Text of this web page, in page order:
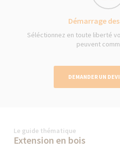
Démarrage
Séléctionnez en toute liberté
peuvent
DEMANDER UN
Le guide thématique
Extension en bois